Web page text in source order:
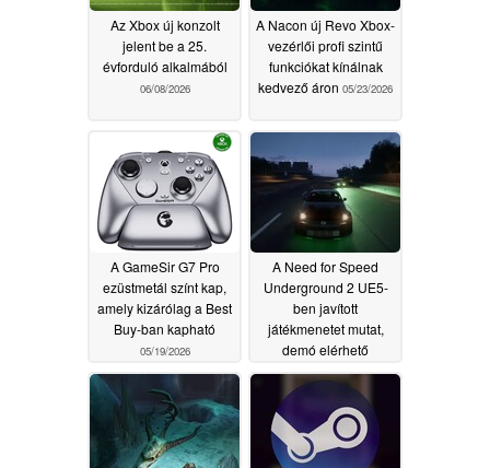
Az Xbox új konzolt
jelent be a 25.
évforduló alkalmából
06/08/2026
A Nacon új Revo Xbox-
vezérlői profi szintű
funkciókat kínálnak
kedvező áron 05/23/2026
A GameSir G7 Pro
ezüstmetál színt kap,
amely kizárólag a Best
Buy-ban kapható
05/19/2026
A Need for Speed
Underground 2 UE5-
ben javított
játékmenetet mutat,
demó elérhető
05/19/2026